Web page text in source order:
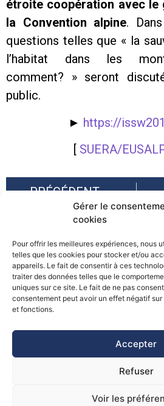
Gérer le
cookies
Pour offrir les meilleures expériences, nous
telles que les cookies pour stocker et/ou
appareils. Le fait de consentir à ces
traiter des données telles que le
uniques sur ce site. Le fait de ne pas
consentement peut avoir un effet négatif
et fonctions.
Accepter
Refuser
Voir les
étroite coopération avec le
la Convention alpine.
questions telles que « la
l’habitat dans les
comment? » seront
public.
► https://
[ SUERA/
PRÉCÉDENT
Article sur les territoires alpins de gestion intégrée des risques naturels (TAGIRN) et les projets de recherche « Science-Décision-Action » associés – Revue Risques Infos
©Pôle Alpin d’études et de